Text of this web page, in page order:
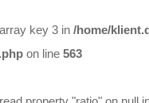
key 3 in /home/
on line 563